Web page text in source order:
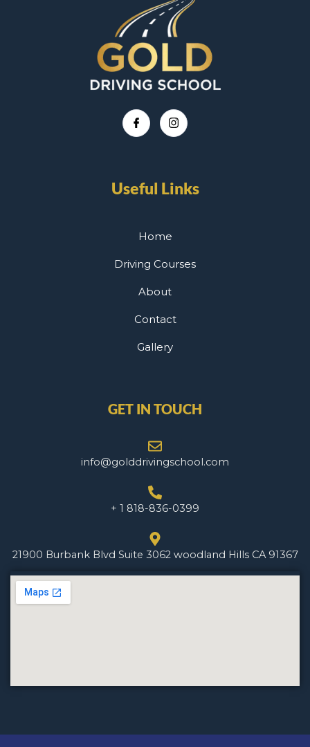
Useful Links
Home
Driving Courses
About
Contact
Gallery
GET IN TOUCH
info@golddrivingschool.com
+ 1 818-836-0399
21900 Burbank Blvd Suite 3062 woodland Hills CA 91367